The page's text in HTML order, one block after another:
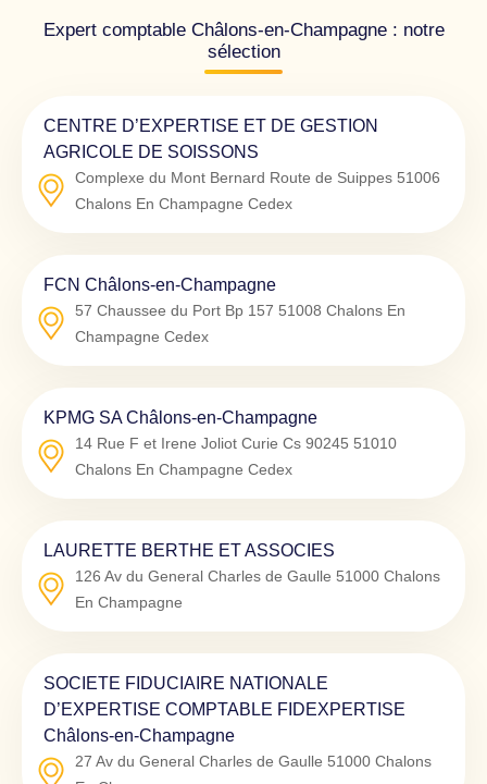
Expert comptable Châlons-en-Champagne : notre
sélection
CENTRE D’EXPERTISE ET DE GESTION
AGRICOLE DE SOISSONS
Complexe du Mont Bernard Route de Suippes 51006
Chalons En Champagne Cedex
FCN Châlons-en-Champagne
57 Chaussee du Port Bp 157 51008 Chalons En
Champagne Cedex
KPMG SA Châlons-en-Champagne
14 Rue F et Irene Joliot Curie Cs 90245 51010
Chalons En Champagne Cedex
LAURETTE BERTHE ET ASSOCIES
126 Av du General Charles de Gaulle 51000 Chalons
En Champagne
SOCIETE FIDUCIAIRE NATIONALE
D’EXPERTISE COMPTABLE FIDEXPERTISE
Châlons-en-Champagne
27 Av du General Charles de Gaulle 51000 Chalons